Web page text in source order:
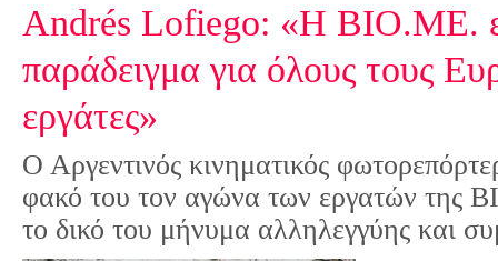
Andrés Lofiego: «Η ΒΙΟ.ΜΕ.
παράδειγμα για όλους τους
εργάτες»
Ο Αργεντινός κινηματικός
φακό του τον αγώνα των εργατών της
το δικό του μήνυμα αλληλεγγύης και